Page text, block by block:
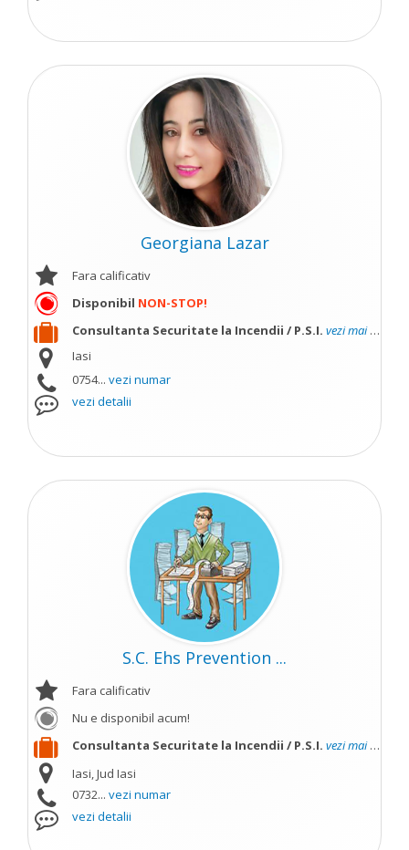
Georgiana Lazar
Fara calificativ
Disponibil NON-STOP!
Consultanta Securitate la Incendii / P.S.I. vezi mai mult
Iasi
0754... vezi numar
vezi detalii
S.C. Ehs Prevention ...
Fara calificativ
Nu e disponibil acum!
Consultanta Securitate la Incendii / P.S.I. vezi mai mult
Iasi, Jud Iasi
0732... vezi numar
vezi detalii